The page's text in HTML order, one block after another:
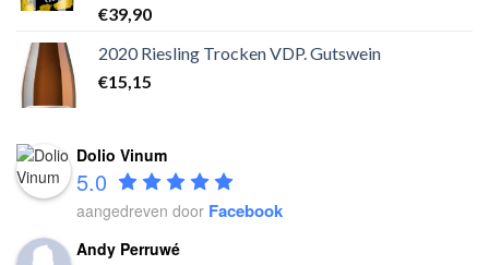
Waardering
5.00uit 5
€39,90
2020 Riesling Trocken VDP. Gutswein
€15,15
Dolio Vinum
5.0
aangedreven door Facebook
Andy Perruwé